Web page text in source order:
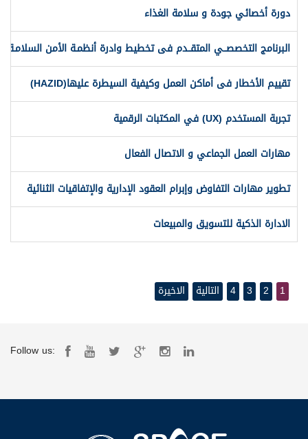
دورة أخصائي جودة و سلامة الغذاء
البرنامج التخصصــي المتقــدم فى تخطيط وادرة أنظمـة الأمن السلامـة
تقييم الأخطار فى أماكن العمل وكيفية السيطرة عليها(HAZID)
تجربة المستخدم (UX) في المكتبات الرقمية
مهارات العمل الجماعي و الاتصال الفعال
تطوير مهارات التفاوض وإبرام العقود الإدارية والإتفاقيات الثنائية
الادارة الذكية للتسويق والمبيعات
1
2
3
4 التالية الاخيرة
Follow us: